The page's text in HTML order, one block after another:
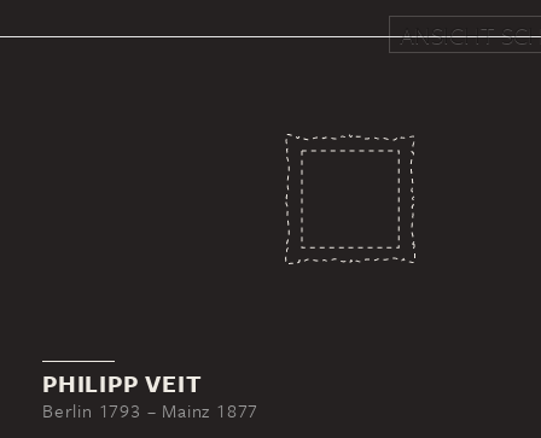
ANSICHT
PHILIPP VEIT
Berlin 1793 – Mainz 1877